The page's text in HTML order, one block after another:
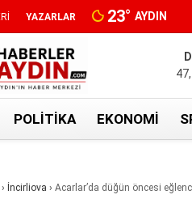
YAZARLAR 23° AYDIN
POLITIKA EKONOMI
› İncirliova › Acarlar’da düğün öncesi